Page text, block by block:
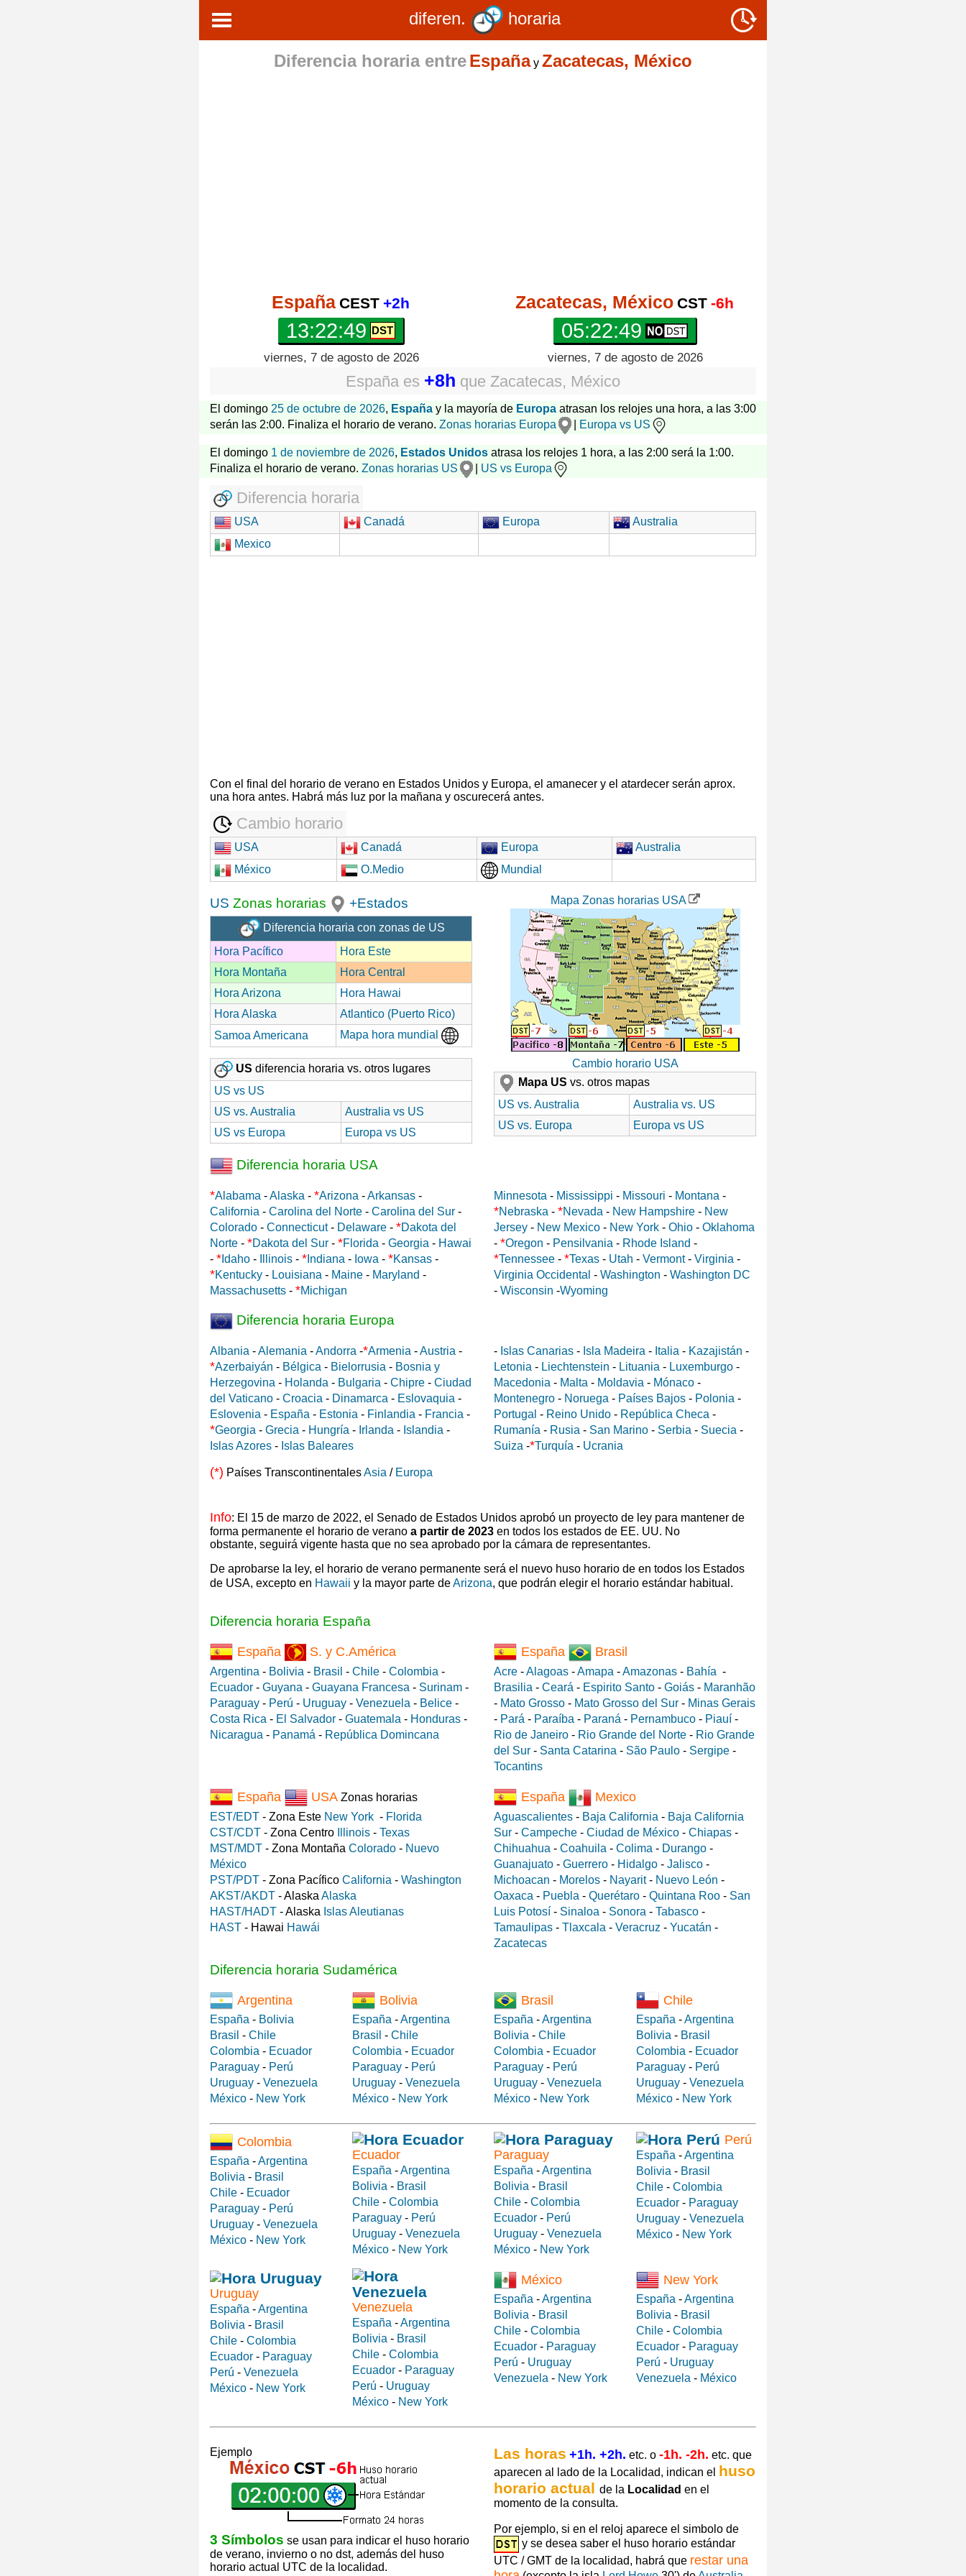
diferen. horaria
Diferencia horaria entreEspañay Zacatecas, México
España CEST +2h
13:22:50
viernes, 7 de agosto de 2026
Zacatecas, México CST -6h
05:22:50
viernes, 7 de agosto de 2026
España es +8h que Zacatecas, México
El domingo 25 de octubre de 2026, España y la mayoría de Europa atrasan los relojes una hora, a las 3:00
serán las 2:00. Finaliza el horario de verano. Zonas horarias Europa Europa vs US
El domingo 1 de noviembre de 2026, Estados Unidos atrasa los relojes 1 hora, a las 2:00 será la 1:00.
Finaliza el horario de verano. Zonas horarias US US vs Europa
Diferencia horaria
USA Canadá Europa
Australia
Mexico
Con el final del horario de verano en Estados Unidos y Europa, el amanecer y el atardecer serán aprox.
una hora antes. Habrá más luz por la mañana y oscurecerá antes.
Cambio horario
USA Canadá Europa
Australia
México
O.Medio Mundial
US Zonas horarias +Estados
Diferencia horaria con zonas de US
Hora Pacífico
Hora Este
Hora Montaña
Hora Central
Hora Arizona
Hora Hawai
Hora Alaska
Atlantico (Puerto Rico)
Samoa Americana
Mapa hora mundial
US diferencia horaria vs. otros lugares
US vs US
US vs. Australia
Australia vs US
US vs Europa
Europa vs US
Mapa Zonas horarias USA
Cambio horario USA
Mapa US vs. otros mapas
US vs. Australia
Australia vs. US
US vs. Europa
Europa vs US
Diferencia horaria USA
*Alabama -Alaska - *Arizona -Arkansas -
California - Carolina del Norte - Carolina del Sur -
Colorado - Connecticut- Delaware - *Dakota del
Norte - *Dakota del Sur - *Florida - Georgia - Hawai
- * Idaho - Illinois - * Indiana - Iowa - *Kansas -
*Kentucky - Louisiana - Maine - Maryland -
Massachusetts - *Michigan
Minnesota - Mississippi - Missouri - Montana -
*Nebraska - *Nevada - New Hampshire - New
Jersey - New Mexico - New York - Ohio - Oklahoma
- *Oregon - Pensilvania - Rhode Island -
*Tennessee - *Texas - Utah - Vermont- Virginia -
Virginia Occidental - Washington - Washington DC
- Wisconsin -Wyoming
Diferencia horaria Europa
Albania -Alemania -Andorra -*Armenia -Austria -
*Azerbaiyán - Bélgica - Bielorrusia - Bosnia y
Herzegovina - Holanda - Bulgaria - Chipre - Ciudad
del Vaticano - Croacia - Dinamarca - Eslovaquia -
Eslovenia - España - Estonia - Finlandia - Francia -
*Georgia - Grecia - Hungría - Irlanda - Islandia -
Islas Azores - Islas Baleares
- Islas Canarias - Isla Madeira - Italia - Kazajistán -
Letonia - Liechtenstein - Lituania - Luxemburgo -
Macedonia - Malta - Moldavia - Mónaco -
Montenegro - Noruega - Países Bajos - Polonia -
Portugal - Reino Unido - República Checa -
Rumanía - Rusia - San Marino - Serbia - Suecia -
Suiza -*Turquía - Ucrania
(*) Países TranscontinentalesAsia / Europa
Info: El 15 de marzo de 2022, el Senado de Estados Unidos aprobó un proyecto de ley para mantener de
forma permanente el horario de verano a partir de 2023 en todos los estados de EE. UU. No
obstante, seguirá vigente hasta que no sea aprobado por la cámara de representantes.
De aprobarse la ley, el horario de verano permanente será el nuevo huso horario de en todos los Estados
de USA, excepto en Hawaii y la mayor parte deArizona, que podrán elegir el horario estándar habitual.
Diferencia horaria España
España S. y C.América
Argentina - Bolivia - Brasil - Chile - Colombia -
Ecuador - Guyana - Guayana Francesa - Surinam -
Paraguay - Perú - Uruguay - Venezuela - Belice -
Costa Rica - El Salvador - Guatemala - Honduras -
Nicaragua - Panamá - República Domincana
España Brasil
Acre -Alagoas -Amapa -Amazonas - Bahía -
Brasilia - Ceará - Espirito Santo - Goiás - Maranhão
- Mato Grosso - Mato Grosso del Sur - Minas Gerais
- Pará - Paraíba - Paraná - Pernambuco - Piauí -
Rio de Janeiro - Rio Grande del Norte - Rio Grande
del Sur - Santa Catarina - São Paulo - Sergipe -
Tocantins
España USA Zonas horarias
EST/EDT - Zona Este New York - Florida
CST/CDT - Zona Centro Illinois - Texas
MST/MDT - Zona Montaña Colorado - Nuevo
México
PST/PDT - Zona Pacífico California - Washington
AKST/AKDT - Alaska Alaska
HAST/HADT - Alaska Islas Aleutianas
HAST - Hawai Hawái
España Mexico
Aguascalientes - Baja California - Baja California
Sur - Campeche - Ciudad de México - Chiapas -
Chihuahua - Coahuila - Colima - Durango -
Guanajuato - Guerrero - Hidalgo - Jalisco -
Michoacan - Morelos - Nayarit- Nuevo León -
Oaxaca - Puebla - Querétaro - Quintana Roo - San
Luis Potosí - Sinaloa - Sonora - Tabasco -
Tamaulipas - Tlaxcala - Veracruz - Yucatán -
Zacatecas
Diferencia horaria Sudamérica
Argentina
España - Bolivia
Brasil - Chile
Colombia - Ecuador
Paraguay - Perú
Uruguay - Venezuela
México - New York
Bolivia
España -Argentina
Brasil - Chile
Colombia - Ecuador
Paraguay- Perú
Uruguay- Venezuela
México- New York
Brasil
España -Argentina
Bolivia - Chile
Colombia - Ecuador
Paraguay - Perú
Uruguay - Venezuela
México - New York
Chile
España -Argentina
Bolivia - Brasil
Colombia - Ecuador
Paraguay- Perú
Uruguay- Venezuela
México- New York
Colombia
España -Argentina
Bolivia - Brasil
Chile - Ecuador
Paraguay - Perú
Uruguay - Venezuela
México - New York
Ecuador
España -Argentina
Bolivia - Brasil
Chile- Colombia
Paraguay- Perú
Uruguay- Venezuela
México- New York
Paraguay
España -Argentina
Bolivia - Brasil
Chile - Colombia
Ecuador - Perú
Uruguay - Venezuela
México - New York
Perú
España -Argentina
Bolivia - Brasil
Chile- Colombia
Ecuador- Paraguay
Uruguay- Venezuela
México- New York
Uruguay
España -Argentina
Bolivia - Brasil
Chile - Colombia
Ecuador - Paraguay
Perú - Venezuela
México - New York
Venezuela
España -Argentina
Bolivia - Brasil
Chile- Colombia
Ecuador- Paraguay
Perú - Uruguay
México- New York
México
España -Argentina
Bolivia - Brasil
Chile - Colombia
Ecuador - Paraguay
Perú - Uruguay
Venezuela - New York
New York
España -Argentina
Bolivia - Brasil
Chile- Colombia
Ecuador- Paraguay
Perú - Uruguay
Venezuela - México
Ejemplo
3 Símbolos se usan para indicar el huso horario
de verano, invierno o no dst, además del huso
horario actual UTC de la localidad.
Las horas +1h. +2h. etc. o -1h. -2h. etc. que
aparecen al lado de la Localidad, indican el huso
horario actual de la Localidad en el
momento de la consulta.
Por ejemplo, si en el reloj aparece el simbolo de
y se desea saber el huso horario estándar
UTC / GMT de la localidad, habrá que restar una